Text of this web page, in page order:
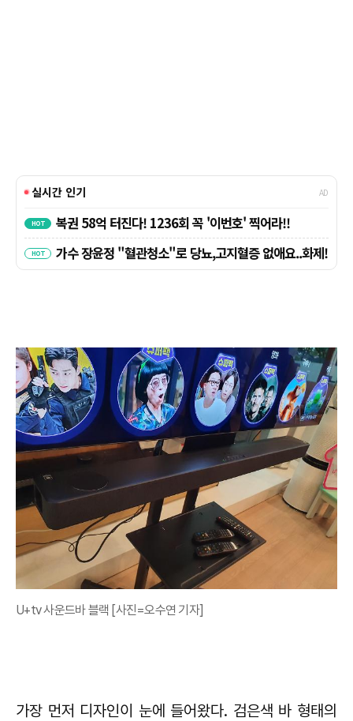
U+tv 사운드바 블랙 [사진=오수연 기자]
가장 먼저 디자인이 눈에 들어왔다. 검은색 바 형태의